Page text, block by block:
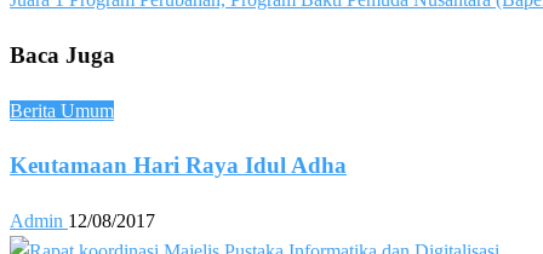
Baca Juga
Berita Umum
Keutamaan Hari Raya Idul Adha
Admin 12/08/2017